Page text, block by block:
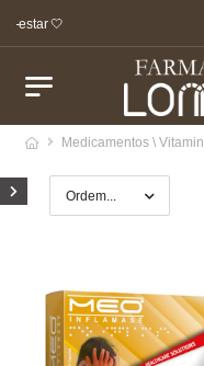
estar 🤍
Medicamentos \